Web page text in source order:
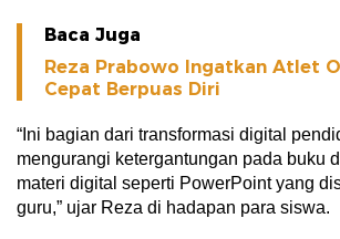
Baca Juga
Reza Prabowo Ingatkan Atlet
Cepat Berpuas Diri
“Ini bagian dari transformasi digital
mengurangi ketergantungan pada buku
materi digital seperti PowerPoint yang
guru,” ujar Reza di hadapan para siswa.